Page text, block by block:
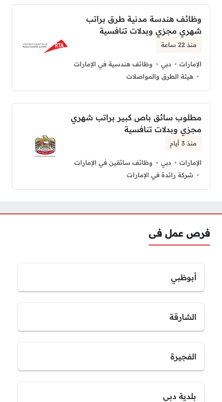
وظائف هندسة مدنية طرق براتب
شهري مجزي وبدلات تنافسية
منذ 22 ساعة
الإمارات دبي
وظائف هندسية في الإمارات
هيئة الطرق والمواصلات
مطلوب سائق باص كبير براتب شهري
مجزي وبدلات تنافسية
منذ 3 أيام
الإمارات دبي
وظائف سائقين في الإمارات
شركة رائدة في الإمارات
فرص عمل فى
أبوظبي
الشارقة
الفجيرة
بلدية دبي